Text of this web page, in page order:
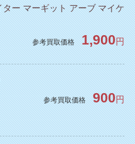
ー マーギット アーブ マイケ
参考買取価格 1,900円
参考買取価格 900円